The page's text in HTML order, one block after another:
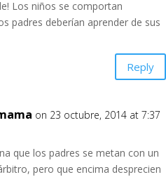
Los niños se comportan
padres deberían aprender de sus
Reply
on 23 octubre, 2014 at 7:37
que los padres se metan con un
pero que encima desprecien